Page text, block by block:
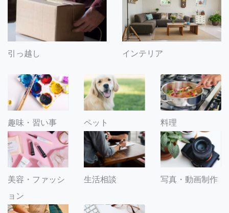
引っ越し インテリア
趣味・習い事 ペット 料理
美容・ファッシ
ョン
生活相談 写真・動画制作